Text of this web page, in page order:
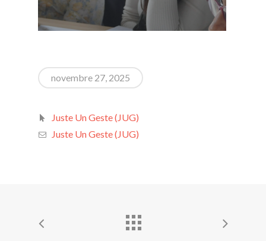
novembre 27, 2025
Juste Un Geste (JUG)
Juste Un Geste (JUG)